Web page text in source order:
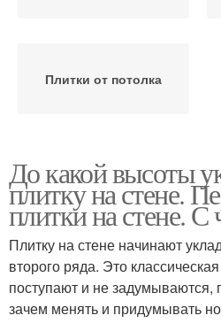
Плитки от потолка
До какой высоты
плитку на стене.
плитки на стене. С
Плитку на стене начинают
второго ряда. Это
поступают и не задумываются,
зачем менять и придумывать